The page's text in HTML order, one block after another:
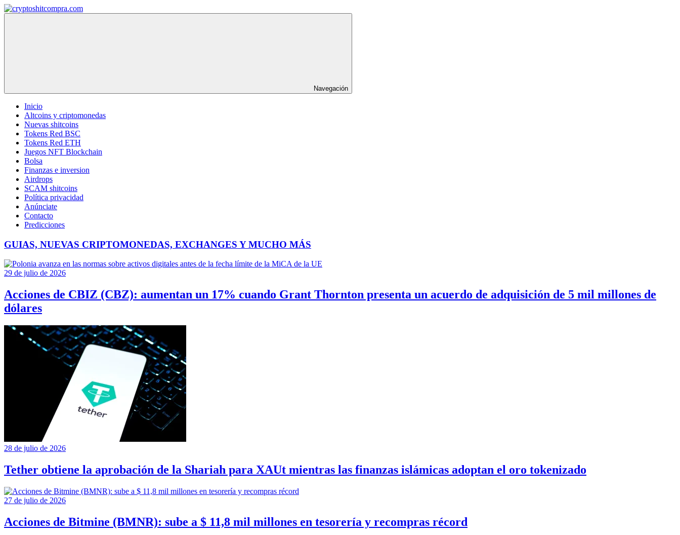
Saltar
al
Navegación
Inicio
Altcoins y criptomonedas
Nuevas shitcoins
Tokens Red BSC
Tokens Red ETH
Juegos NFT Blockchain
Bolsa
Finanzas e inversion
Airdrops
SCAM shitcoins
Política privacidad
Anúnciate
Contacto
Predicciones
GUIAS, NUEVAS CRIPTOMONEDAS, EXCHANGES Y MUCHO MÁS
29 de julio de 2026
Acciones de CBIZ (CBZ): aumentan un 17% cuando Grant Thornton presenta un acuerdo de adquisición de 5 mil millones de
dólares
28 de julio de 2026
Tether obtiene la aprobación de la Shariah para XAUt mientras las finanzas islámicas adoptan el oro tokenizado
27 de julio de 2026
Acciones de Bitmine (BMNR): sube a $ 11,8 mil millones en tesorería y recompras récord